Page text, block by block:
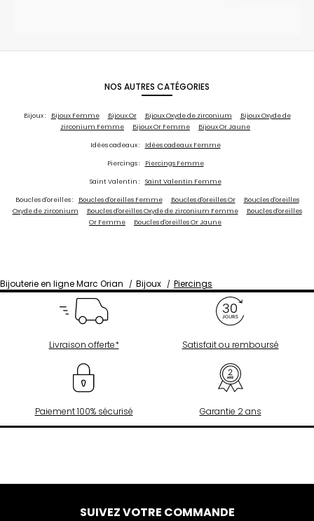
NOS AUTRES CATÉGORIES
Bijoux : Bijoux Femme Bijoux Or Bijoux Oxyde de zirconium
Bijoux Oxyde de
zirconium Femme
Bijoux Or Femme Bijoux Or Jaune
Idées cadeaux : Idées cadeaux Femme
Piercings : Piercings Femme
Saint Valentin : Saint Valentin Femme
Boucles d'oreilles : Boucles d'oreilles Femme Boucles d'oreilles Or
Boucles d'oreilles
Oxyde de zirconium
Boucles d'oreilles Oxyde de zirconium Femme
Boucles d'oreilles
Or Femme
Boucles d'oreilles Or Jaune
Bijouterie en ligne Marc Orian Bijoux Piercings
Livraison offerte* Satisfait ou remboursé
Paiement 100% sécurisé Garantie 2 ans
SUIVEZ VOTRE COMMANDE